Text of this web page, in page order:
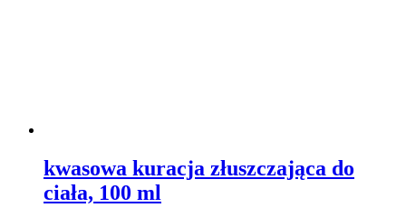
kwasowa kuracja złuszczająca do
ciała, 100 ml